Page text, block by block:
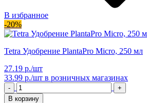
В избранное
-20%
Tetra Удобрение PlantaPro Micro, 250 мл
27.19 р./шт
33.99 р./шт в розничных магазинах
-
+
В корзину